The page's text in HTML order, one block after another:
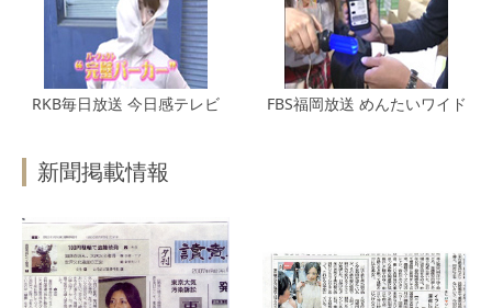
RKB毎日放送 今日感テレビ FBS福岡放送 めんたいワイド
新聞掲載情報